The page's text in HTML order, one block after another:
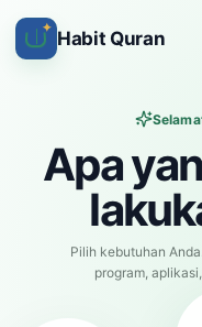
✦ Habit Quran
Apa
Pilih kebutuhan
program,